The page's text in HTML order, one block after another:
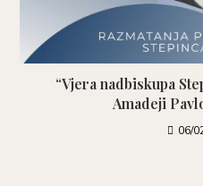
“Vjera nadbiskupa
Amadeji
06/